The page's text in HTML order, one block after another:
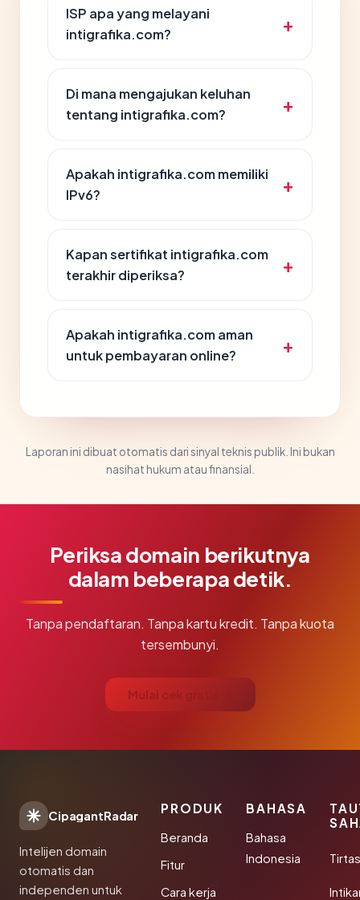
ISP apa yang melayani
intigrafika.com?
Di mana mengajukan keluhan
tentang intigrafika.com?
Apakah intigrafika.com memiliki
IPv6?
Kapan sertifikat intigrafika.com
terakhir diperiksa?
Apakah intigrafika.com aman
untuk pembayaran online?
Laporan ini dibuat otomatis dari sinyal teknis publik. Ini bukan
nasihat hukum atau finansial.
Periksa domain berikutnya
dalam beberapa detik.
Tanpa pendaftaran. Tanpa kartu kredit. Tanpa kuota
tersembunyi.
Mulai cek gratis →
CipagantRadar
Intelijen domain
otomatis dan
independen untuk
PRODUK
Beranda
Fitur
Cara kerja
BAHASA
Bahasa
Indonesia